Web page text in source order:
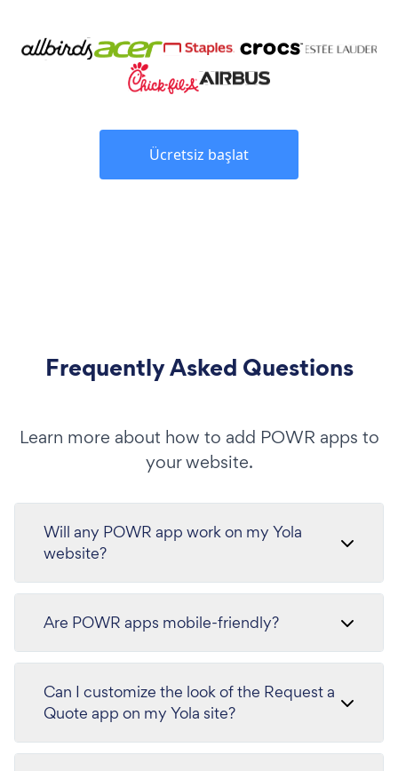
Ücretsiz başlat
Frequently Asked Questions
Learn more about how to add POWR apps to
your website.
Will any POWR app work on my Yola
website?
Are POWR apps mobile-friendly?
Can I customize the look of the Request a
Quote app on my Yola site?